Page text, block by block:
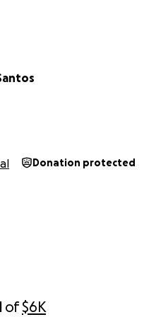
of$6K
Donation protected